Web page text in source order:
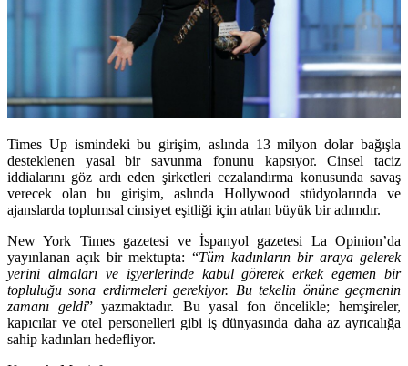
Times Upismindeki bu girişim, aslında 13 milyon dolar bağışla
desteklenen yasal bir savunma fonunu kapsıyor. Cinsel taciz
iddialarını göz ardı eden şirketleri cezalandırma konusunda savaş
verecek olan bu girişim, aslında Hollywood stüdyolarında ve
ajanslarda toplumsal cinsiyet eşitliği için atılan büyük bir adımdır.
New York Timesgazetesi ve İspanyol gazetesi La Opinion’da
yayınlanan açık bir mektupta: “Tüm kadınların bir araya gelerek
yerini almaları ve işyerlerinde kabul görerek erkek egemen bir
topluluğu sona erdirmeleri gerekiyor. Bu tekelin önüne geçmenin
zamanı geldi” yazmaktadır. Bu yasal fon öncelikle; hemşireler,
kapıcılar ve otel personelleri gibi iş dünyasında daha az ayrıcalığa
sahip kadınları hedefliyor.